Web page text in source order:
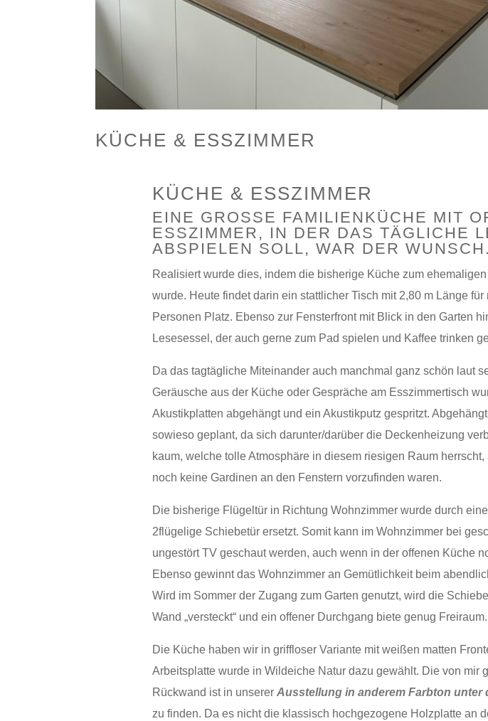
KÜCHE & ESSZIMMER
KÜCHE & ESSZIMMER
EINE GROSSE FAMILIENKÜCHE MIT
SSZIMMER, IN DER DAS TÄGLICHE
BSPIELEN SOLL, WAR DER WUNSCH.
Realisiert wurde dies, indem die bisherige Küche zum
wurde. Heute findet darin ein stattlicher Tisch mit 2,80 m Länge für
Personen Platz. Ebenso zur Fensterfront mit Blick in den Garten
Lesesessel, der auch gerne zum Pad spielen und Kaffee trinken
Da das tagtägliche Miteinander auch manchmal ganz schön laut
Geräusche aus der Küche oder Gespräche am Esszimmertisch
Akustikplatten abgehängt und ein Akustikputz gespritzt.
sowieso geplant, da sich darunter/darüber die Deckenheizung
kaum, welche tolle Atmosphäre in diesem riesigen Raum
noch keine Gardinen an den Fenstern vorzufinden waren.
Die bisherige Flügeltür in Richtung Wohnzimmer wurde durch
2flügelige Schiebetür ersetzt. Somit kann im Wohnzimmer bei
ungestört TV geschaut werden, auch wenn in der offenen Küche
Ebenso gewinnt das Wohnzimmer an Gemütlichkeit beim
Wird im Sommer der Zugang zum Garten genutzt, wird die
Wand „versteckt“ und ein offener Durchgang biete genug Freiraum.
Die Küche haben wir in griffloser Variante mit weißen matten
Arbeitsplatte wurde in Wildeiche Natur dazu gewählt. Die von mir
Rückwand ist in unserer Ausstellung in anderem Farbton unter
zu finden. Da es nicht die klassisch hochgezogene Holzplatte an